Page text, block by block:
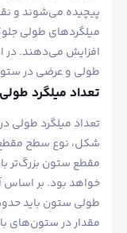
پیچیده می‌شوند و
میلگردهای طولی
افزایش می‌دهند. در
طولی و عرضی در
تعداد میلگرد
تعداد میلگرد طولی
شکل، نوع سطح مقطع
مقطع ستون بزرگ‌تر
خواهد بود. بر اساس